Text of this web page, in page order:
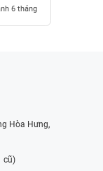
6 tháng
Hòa Hưng,
cũ)